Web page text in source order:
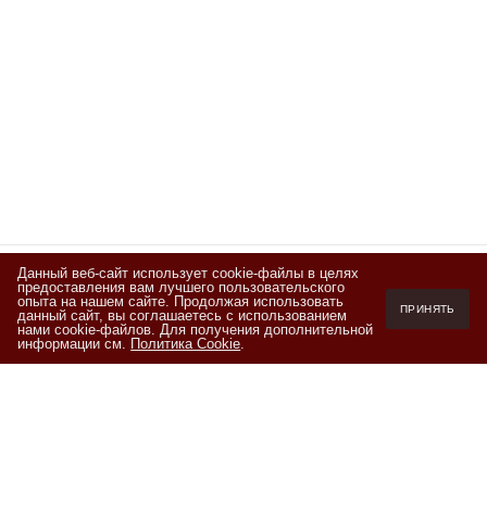
Подписывайтесь
на новости и акции
Данный веб-сайт использует cookie-файлы в целях
предоставления вам лучшего пользовательского
опыта на нашем сайте. Продолжая использовать
данный сайт, вы соглашаетесь с использованием
нами cookie-файлов. Для получения дополнительной
информации см. Политика Cookie.
ПРИНЯТЬ